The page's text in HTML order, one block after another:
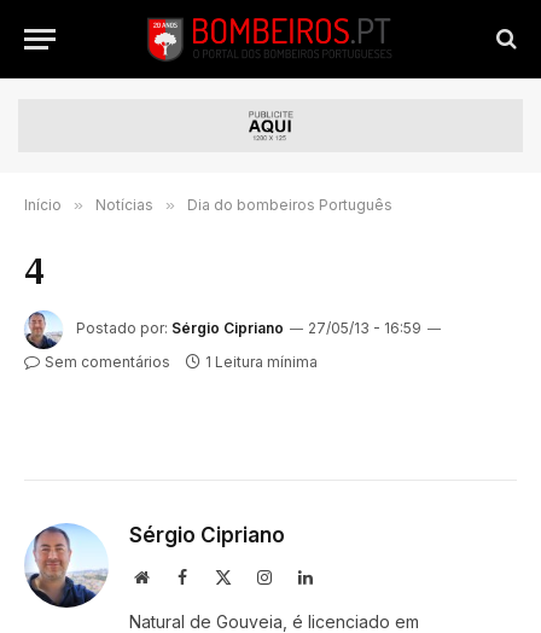
Início » Notícias » Dia do bombeiros Português
4
Postado por: Sérgio Cipriano
27/05/13 - 16:59
Sem comentários
1 Leitura mínima
Sérgio Cipriano
WebsiteFacebook InstagramLinkedIn
Natural de Gouveia, é licenciado em